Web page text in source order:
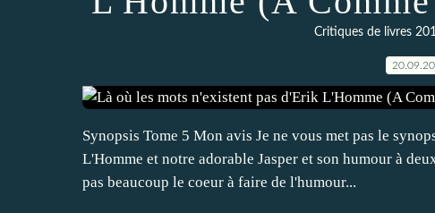
Critiques de livres
Synopsis Tome 5 Mon avis Je ne vous met pas le
L'Homme et notre adorable Jasper et son humour à
pas beaucoup le coeur à faire de l'humour...